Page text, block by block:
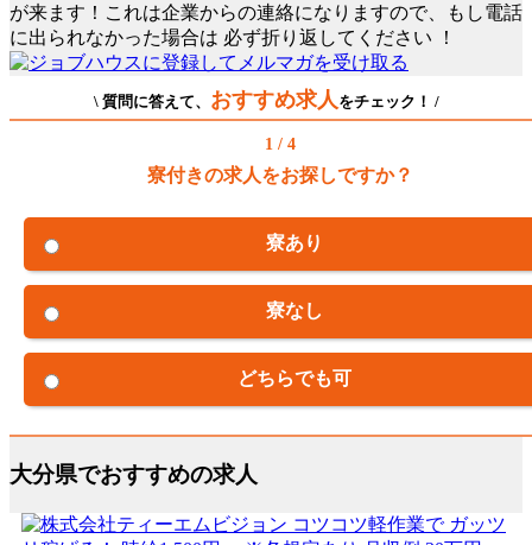
が来ます！これは企業からの連絡になりますので、もし電話
に出られなかった場合は 必ず折り返してください ！
\ 質問に答えて、 おすすめ求人をチェック！ /
1 / 4
寮付きの求人をお探しですか？
寮あり
寮なし
どちらでも可
大分県でおすすめの求人